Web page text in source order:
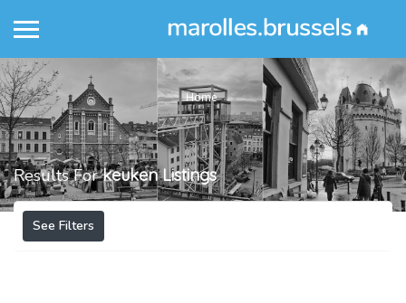
Home
Results Forkeuken Listings
See Filters